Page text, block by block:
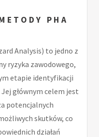
PHA
Analysis) to jedno z
ryzyka zawodowego,
etapie identyfikacji
głównym celem jest
potencjalnych
skutków, co
działań